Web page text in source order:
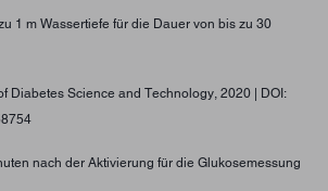
1 m Wassertiefe für die Dauer von bis zu 30
Diabetes Science and Technology, 2020 | DOI:
nach der Aktivierung für die Glukosemessung